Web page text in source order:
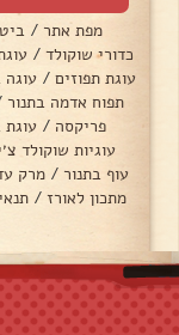
מפת אתר /
כדורי שוקולד /
עוגת תפוזים /
תפוח אדמה בתנור
פריקסה / עוגת
עוגיות שוקולד
עוף בתנור / מרק
מתכון לאורז /